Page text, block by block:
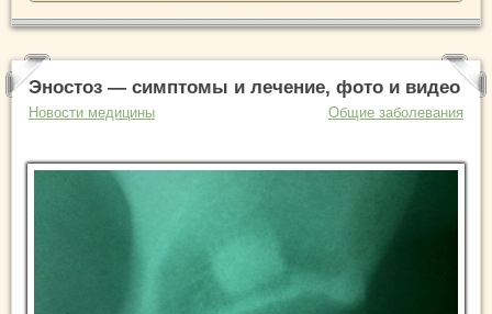
Эностоз — симптомы и лечение, фото и видео
Новости медицины Общие заболевания